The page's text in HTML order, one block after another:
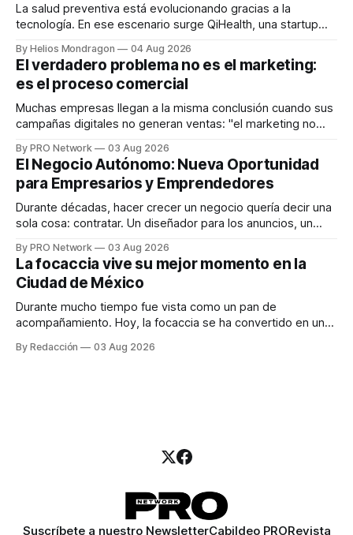
La salud preventiva está evolucionando gracias a la
tecnología. En ese escenario surge QiHealth, una startup
dispositivos inteligentes, inteligencia artificial y monitoreo
en tiempo real para ayudar a las personas a tomar mejores
decisiones sobre su salud metabólica. Su propuesta busca
responder
By Helios Mondragon 04 Aug 2026
El verdadero problema no es el marketing:
es el proceso comercial
Muchas empresas llegan a la misma conclusión cuando sus
campañas digitales no generan ventas: "el marketing no
INTERIUS, el problema suele estar en otro lugar. Durante
una entrevista para el podcast SER PRO, el especialista en
marketing digital explicó que
By PRO Network 03 Aug 2026
El Negocio Autónomo: Nueva Oportunidad
para Empresarios y Emprendedores
Durante décadas, hacer crecer un negocio quería decir una
sola cosa: contratar. Un diseñador para los anuncios, un
para los textos, alguien que supiera de publicidad digital
para encontrar prospectos, un vendedor para atender
llamadas y mensajes, y —con suerte— una persona
By PRO Network 03 Aug 2026
La focaccia vive su mejor momento en la
Ciudad de México
Durante mucho tiempo fue vista como un pan de
acompañamiento. Hoy, la focaccia se ha convertido en uno
artesanal, ingredientes de calidad y experiencias que
By Redacción 03 Aug 2026
Suscríbete a nuestro NewsletterCabildeo PRORevista